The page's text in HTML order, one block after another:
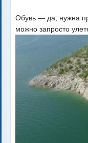
Обувь — да, нужна
можно запросто